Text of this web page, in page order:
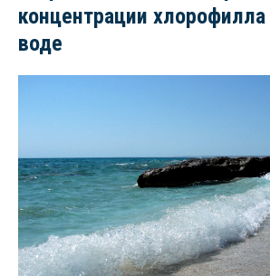
концентрации
воде